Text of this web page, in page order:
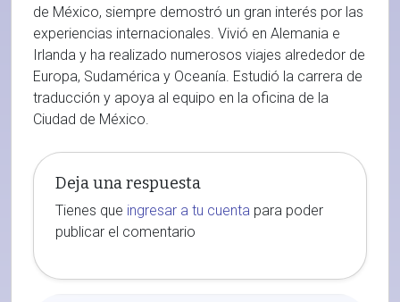
de México, siempre demostró un gran interés por las
experiencias internacionales. Vivió en Alemania e
Irlanda y ha realizado numerosos viajes alrededor de
Europa, Sudamérica y Oceanía. Estudió la carrera de
traducción y apoya al equipo en la oficina de la
Ciudad de México.
Deja una respuesta
Tienes que ingresar a tu cuenta para poder
publicar el comentario